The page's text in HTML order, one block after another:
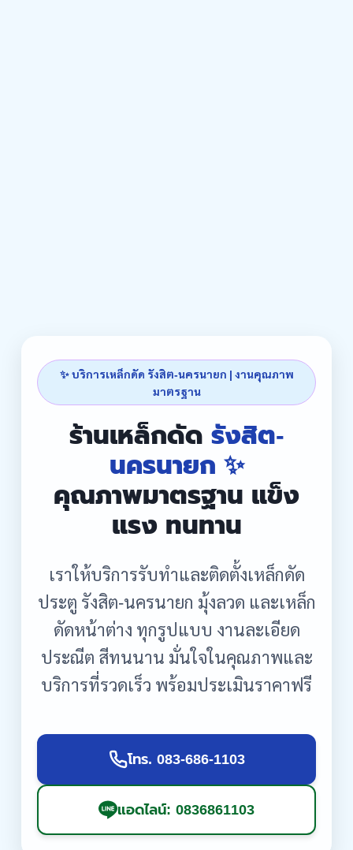
✨ บริการเหล็กดัด รังสิต-นครนายก | งานคุณภาพ
มาตรฐาน
ร้านเหล็กดัด รังสิต-
นครนายก ✨
คุณภาพมาตรฐาน แข็ง
แรง ทนทาน
เราให้บริการรับทำและติดตั้งเหล็กดัด
ประตู รังสิต-นครนายก มุ้งลวด และเหล็ก
ดัดหน้าต่าง ทุกรูปแบบ งานละเอียด
ประณีต สีทนนาน มั่นใจในคุณภาพและ
บริการที่รวดเร็ว พร้อมประเมินราคาฟรี
โทร. 083-686-1103
แอดไลน์: 0836861103